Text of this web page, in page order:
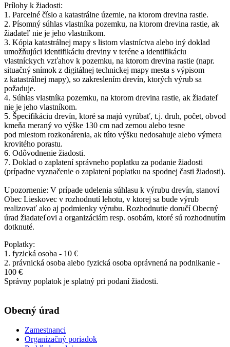
Prílohy k žiadosti:
1. Parcelné číslo a katastrálne územie, na ktorom drevina rastie.
2. Písomný súhlas vlastníka pozemku, na ktorom drevina rastie, ak
žiadateľ nie je jeho vlastníkom.
3. Kópia katastrálnej mapy s listom vlastníctva alebo iný doklad
umožňujúci identifikáciu dreviny v teréne a identifikáciu
vlastníckych vzťahov k pozemku, na ktorom drevina rastie (napr.
situačný snímok z digitálnej technickej mapy mesta s výpisom
z katastrálnej mapy), so zakreslením drevín, ktorých výrub sa
požaduje.
4. Súhlas vlastníka pozemku, na ktorom drevina rastie, ak žiadateľ
nie je jeho vlastníkom.
5. Špecifikáciu drevín, ktoré sa majú vyrúbať, t.j. druh, počet, obvod
kmeňa meraný vo výške 130 cm nad zemou alebo tesne
pod miestom rozkonárenia, ak túto výšku nedosahuje alebo výmera
krovitého porastu.
6. Odôvodnenie žiadosti.
7. Doklad o zaplatení správneho poplatku za podanie žiadosti
(prípadne vyznačenie o zaplatení poplatku na spodnej časti žiadosti).
Upozornenie: V prípade udelenia súhlasu k výrubu drevín, stanoví
Obec Lieskovec v rozhodnutí lehotu, v ktorej sa bude výrub
realizovať ako aj podmienky výrubu. Rozhodnutie doručí Obecný
úrad žiadateľovi a organizáciám resp. osobám, ktoré sú rozhodnutím
dotknuté.
Poplatky:
1. fyzická osoba - 10 €
2. právnická osoba alebo fyzická osoba oprávnená na podnikanie -
100 €
Správny poplatok je splatný pri podaní žiadosti.
Obecný úrad
Zamestnanci
Organizačný poriadok